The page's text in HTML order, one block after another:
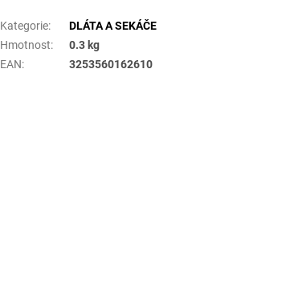
Kategorie:
DLÁTA A SEKÁČE
Hmotnost:
0.3 kg
EAN: 3253560162610